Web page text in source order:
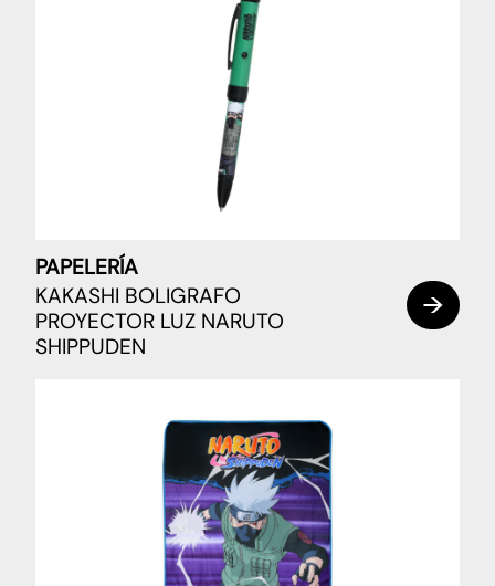
PAPELERÍA
KAKASHI BOLIGRAFO
PROYECTOR LUZ NARUTO
SHIPPUDEN